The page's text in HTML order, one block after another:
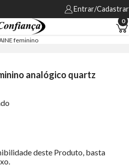
Entrar/Cadastrar
0
feminino
analógico quartz
deste Produto, basta